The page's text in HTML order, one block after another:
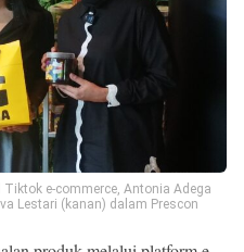
e-commerce, Antonia Adega
Lestari (kanan) dalam Prescon